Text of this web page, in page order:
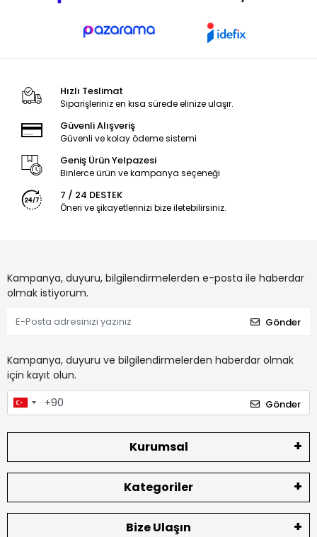
Hızlı Teslimat
Siparişleriniz en kısa sürede elinize ulaşır.
Güvenli Alışveriş
Güvenli ve kolay ödeme sistemi
Geniş Ürün Yelpazesi
Binlerce ürün ve kampanya seçeneği
7 / 24 DESTEK
Öneri ve şikayetlerinizi bize iletebilirsiniz.
Kampanya, duyuru, bilgilendirmelerden e-posta ile haberdar
olmak istiyorum.
Gönder
Kampanya, duyuru ve bilgilendirmelerden haberdar olmak
için kayıt olun.
Gönder
Kurumsal
Kategoriler
Bize Ulaşın